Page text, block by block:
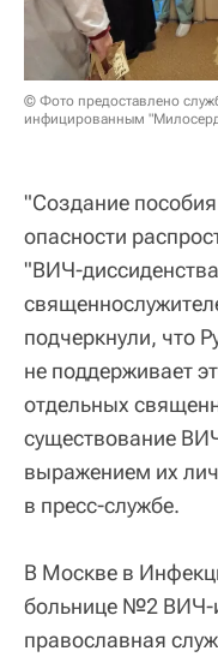
© Фото предоставлено
инфицированным
"Создание
опасности
"ВИЧ-
подчеркнули, что
не поддерживает
отдельных
существование
выражением их
в пресс-службе.
В Москве в
больнице №2 ВИЧ-
православная